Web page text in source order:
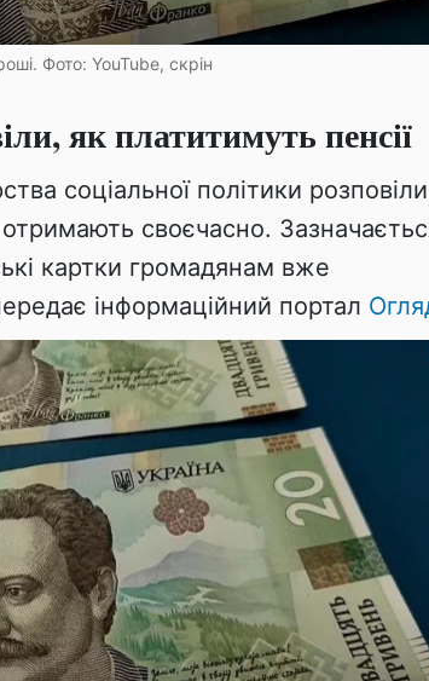
Фото: YouTube, скрін
як платитимуть пенсії
соціальної політики
отримають своєчасно.
картки громадянам вже
інформаційний портал